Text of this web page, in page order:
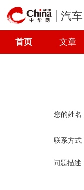
汽车
首页 文章
您的姓名
联系方式
问题描述